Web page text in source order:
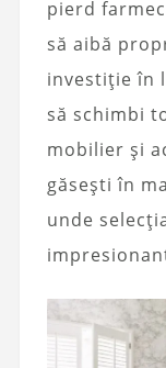
pierd
să aibă
investiție în
să schimbi
mobilier și
găsești în
unde